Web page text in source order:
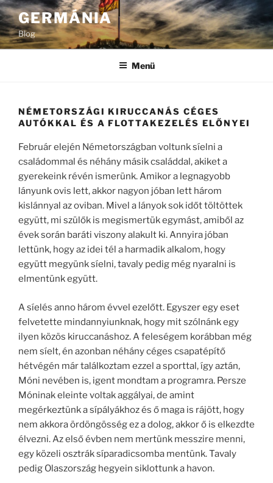
Tartalomhoz
GERMÁNIA
Blog
Menü
NÉMETORSZÁGI KIRUCCANÁS CÉGES
AUTÓKKAL ÉS A FLOTTAKEZELÉS ELŐNYEI
Február elején Németországban voltunk síelni a
családommal és néhány másik családdal, akiket a
gyerekeink révén ismerünk. Amikor a legnagyobb
lányunk ovis lett, akkor nagyon jóban lett három
kislánnyal az oviban. Mivel a lányok sok időt töltöttek
együtt, mi szülők is megismertük egymást, amiből az
évek során baráti viszony alakult ki. Annyira jóban
lettünk, hogy az idei tél a harmadik alkalom, hogy
együtt megyünk síelni, tavaly pedig még nyaralni is
elmentünk együtt.
A síelés anno három évvel ezelőtt. Egyszer egy eset
felvetette mindannyiunknak, hogy mit szólnánk egy
ilyen közös kiruccanáshoz. A feleségem korábban még
nem síelt, én azonban néhány céges csapatépítő
hétvégén már találkoztam ezzel a sporttal, így aztán,
Móni nevében is, igent mondtam a programra. Persze
Móninak eleinte voltak aggályai, de amint
megérkeztünk a sípályákhoz és ő maga is rájött, hogy
nem akkora ördöngösség ez a dolog, akkor ő is elkezdte
élvezni. Az első évben nem mertünk messzire menni,
egy közeli osztrák síparadicsomba mentünk. Tavaly
pedig Olaszország hegyein siklottunk a havon.